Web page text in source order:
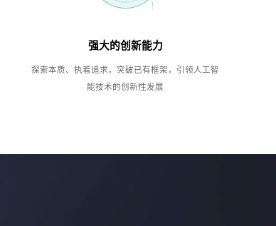
强大的创新能力
探索本质、执着追求，突破已有框架，引领人工智
能技术的创新性发展